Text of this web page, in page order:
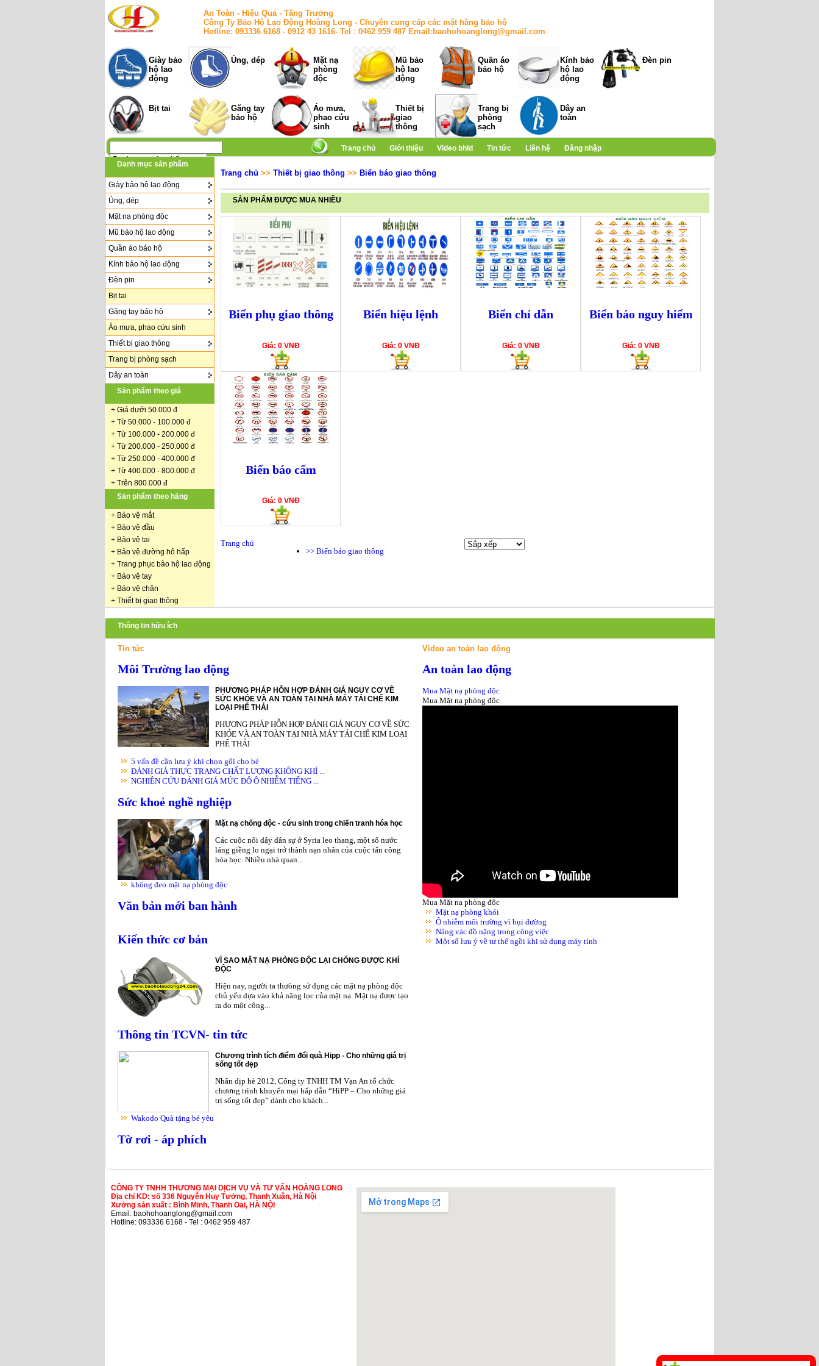
An Toàn - Hiệu Quả - Tăng Trưởng
Công Ty Bảo Hộ Lao Động Hoàng Long - Chuyên cung cấp các mặt hàng bảo hộ
Hotline: 093336 6168 - 0912 43 1616- Tel : 0462 959 487 Email:baohohoanglong@gmail.com
Giày bảo
hộ lao
động
Ủng, dép
Mặt nạ
phòng
độc
Mũ bảo
hộ lao
động
Quần áo
bảo hộ
Kính bảo
hộ lao
động
Đèn pin
Bịt tai
Găng tay
bảo hộ
Áo mưa,
phao cứu
sinh
Thiết bị
giao
thông
Trang bị
phòng
sạch
Dây an
toàn
Trang chủ Giới thiệu Video bhld Tin tức Liên hệ
Đăng nhập
Danh mục sản phẩm
Giày bảo hộ lao động
Ủng, dép
Mặt nạ phòng độc
Mũ bảo hộ lao động
Quần áo bảo hộ
Kính bảo hộ lao động
Đèn pin
Bịt tai
Găng tay bảo hộ
Áo mưa, phao cứu sinh
Thiết bị giao thông
Trang bị phòng sạch
Dây an toàn
Sản phẩm theo giá
+ Giá dưới 50.000 đ
+ Từ 50.000 - 100.000 đ
+ Từ 100.000 - 200.000 đ
+ Từ 200.000 - 250.000 đ
+ Từ 250.000 - 400.000 đ
+ Từ 400.000 - 800.000 đ
+ Trên 800.000 đ
Sản phẩm theo hãng
+ Bảo vệ mắt
+ Bảo vệ đầu
+ Bảo vệ tai
+ Bảo vệ đường hô hấp
+ Trang phục bảo hộ lao động
+ Bảo vệ tay
+ Bảo vệ chân
+ Thiết bị giao thông
Trang chủ >> Thiết bị giao thông >> Biển báo giao thông
SẢN PHẨM ĐƯỢC MUA NHIỀU
Biển phụ giao thông
Giá: 0 VNĐ
Biển hiệu lệnh
Giá: 0 VNĐ
Biển chỉ dẫn
Giá: 0 VNĐ
Biển báo nguy hiểm
Giá: 0 VNĐ
Biển báo cấm
Giá: 0 VNĐ
Trang chủ
>> Biển báo giao thông
Thông tin hữu ích
Tin tức
Môi Trường lao động
PHƯƠNG PHÁP HỖN HỢP ĐÁNH GIÁ NGUY CƠ VỀ
SỨC KHỎE VÀ AN TOÀN TẠI NHÀ MÁY TÁI CHẾ KIM
LOẠI PHẾ THẢI
PHƯƠNG PHÁP HỖN HỢP ĐÁNH GIÁ NGUY CƠ VỀ SỨC
KHỎE VÀ AN TOÀN TẠI NHÀ MÁY TÁI CHẾ KIM LOẠI
PHẾ THẢI
5 vấn đề cần lưu ý khi chọn gối cho bé
ĐÁNH GIÁ THỰC TRẠNG CHẤT LƯỢNG KHÔNG KHÍ ...
NGHIÊN CỨU ĐÁNH GIÁ MỨC ĐỘ Ô NHIỄM TIẾNG ...
Sức khoẻ nghề nghiệp
Mặt nạ chống độc - cứu sinh trong chiến tranh hóa học
Các cuộc nổi dậy dân sự ở Syria leo thang, một số nước
láng giềng lo ngại trở thành nạn nhân của cuộc tấn công
hóa học. Nhiều nhà quan...
không đeo mặt nạ phòng độc
Văn bản mới ban hành
Kiến thức cơ bản
VÌ SAO MẶT NẠ PHÒNG ĐỘC LẠI CHỐNG ĐƯỢC KHÍ
ĐỘC
Hiện nay, người ta thưòng sử dụng các mặt nạ phòng độc
chủ yếu dựa vào khả năng lọc của mặt nạ. Mặt nạ được tạo
ra do một công...
Thông tin TCVN- tin tức
Chương trình tích điểm đổi quà Hipp - Cho những giá trị
sống tốt đẹp
Nhân dịp hè 2012, Công ty TNHH TM Vạn An tổ chức
chương trình khuyến mại hấp dẫn “HiPP – Cho những giá
trị sống tốt đẹp” dành cho khách...
Wakodo Quà tặng bé yêu
Tờ rơi - áp phích
Video an toàn lao động
An toàn lao động
Mua Mặt nạ phòng độc
Mua Mặt nạ phòng độc
Mua Mặt nạ phòng độc
Mặt nạ phòng khói
Ô nhiễm môi trường vì bụi đường
Nâng vác đồ nặng trong công việc
Một số lưu ý về tư thế ngồi khi sử dụng máy tính
CÔNG TY TNHH THƯƠNG MẠI DỊCH VỤ VÀ TƯ VẤN HOÀNG LONG
Địa chỉ KD: số 336 Nguyễn Huy Tưởng, Thanh Xuân, Hà Nội
Xưởng sản xuất : Bình Minh, Thanh Oai, HÀ NỘI
Email: baohohoanglong@gmail.com
Hotline: 093336 6168 - Tel : 0462 959 487